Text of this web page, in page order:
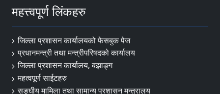
महत्त्वपूर्ण लिंकहरु
जिल्ला प्रशासन कार्यालयको फेसबुक पेज
प्रधानमन्त्री तथा मन्त्रीपरिषदको कार्यालय
जिल्ला प्रशासन कार्यालय, बझाङ्ग
महत्वपूर्ण साईटहरु
सङ्घीय मामिला तथा सामान्य प्रशासन मन्त्रालय